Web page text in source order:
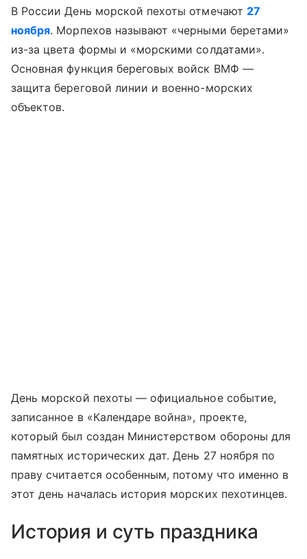
В России День морской пехоты отмечают 27
ноября. Морпехов называют «черными беретами»
из-за цвета формы и «морскими солдатами».
Основная функция береговых войск ВМФ —
защита береговой линии и военно-морских
объектов.
День морской пехоты — официальное событие,
записанное в «Календаре война», проекте,
который был создан Министерством обороны для
памятных исторических дат. День 27 ноября по
праву считается особенным, потому что именно в
этот день началась история морских пехотинцев.
История и суть праздника